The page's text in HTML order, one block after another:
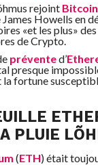
rejoint Bitcoin
Howells en
«et les plus»
de Crypto.
prévented’
presque
la fortune
PLUIE
(ETH) était